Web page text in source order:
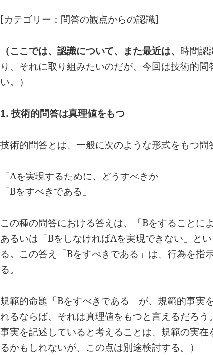
[カテゴリー：問答の観点からの認識]
（ここでは、認識について、また最近は、 時間認
り、それに取り組みたいのだが、今回は技術的問
い。）
1.技術的問答は真理値をもつ
技術的問答とは、一般に次のような形式をもつ問
「Aを実現するために、どうすべきか」
「Bをすべきである」
この種の問答における答えは、「Bをすることに
あるいは「BをしなければAを実現できない」と
る。この答え「Bをすべきである」は、行為を指
る。
規範的命題「Bをすべきである」が、規範的事実
れるならば、それは真理値をもつと言えるだろう
事実を記述していると考えることは、規範の実
るかもしれないが、この点は別途検討する。）